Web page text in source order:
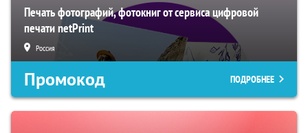
Печать фотографий, фотокниг от сервиса цифровой
печати netPrint
Россия
Промокод ПОДРОБНЕЕ